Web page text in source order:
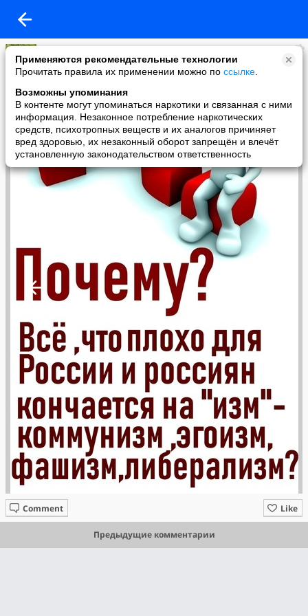
Применяются рекомендательные технологии
Прочитать правила их применении можно по ссылке
Возможны упоминания
В контенте могут упоминаться наркотики и связанная с ними
информация. Незаконное потребление наркотических
средств, психотропных веществ и их аналогов причиняет
вред здоровью, их незаконный оборот запрещён и влечёт
установленную законодательством ответственность
Владимир Кузнецов
added a photo
22 Apr в 19:30
Like
Comment
Предыдущие комментарии